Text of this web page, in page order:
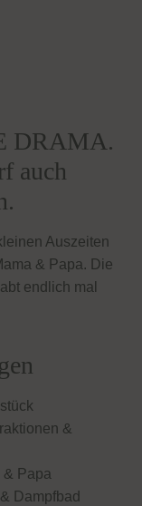
DRAMA.
auch
Auszeiten
& Papa. Die
endlich mal
&
& Papa
Dampfbad